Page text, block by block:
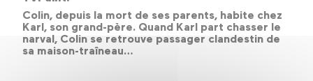
Colin, depuis la mort de ses parents, habite chez
Karl, son grand-père. Quand Karl part chasser le
narval, Colin se retrouve passager clandestin de
sa maison-traîneau…